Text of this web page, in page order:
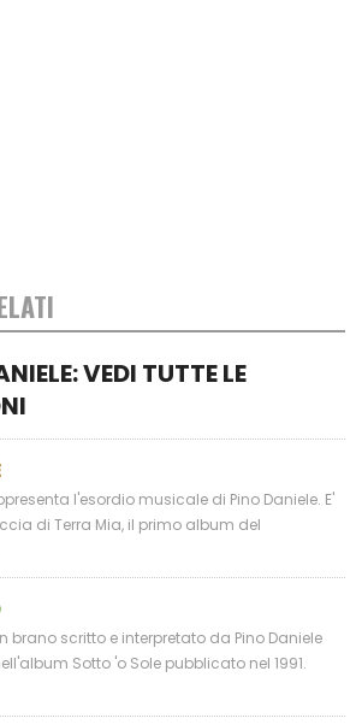
VEDI TUTTE LE
l'esordio musicale di Pino Daniele. E'
di Terra Mia, il primo album del
brano scritto e interpretato da Pino Daniele
Sotto 'o Sole pubblicato nel 1991.